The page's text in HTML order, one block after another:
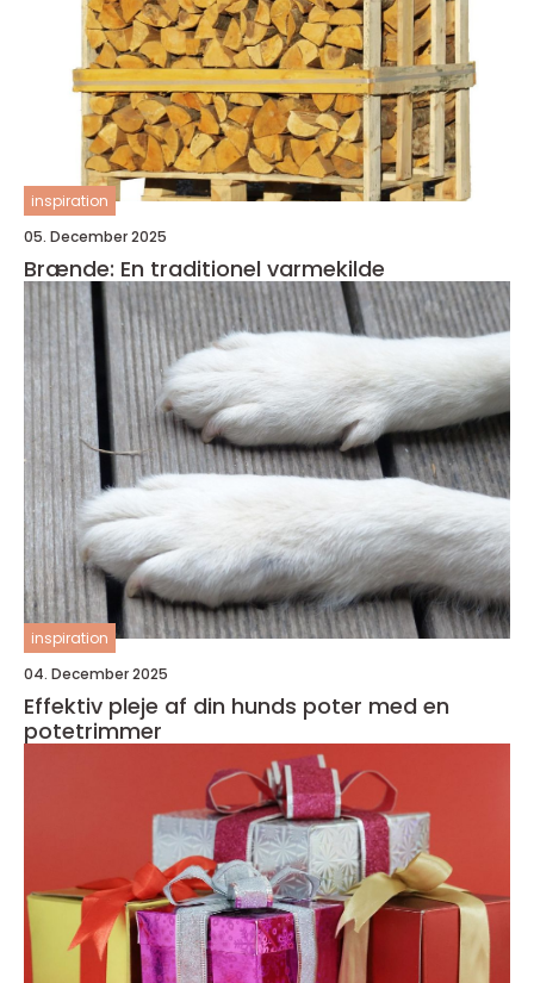
inspiration
05. December 2025
Brænde: En traditionel varmekilde
inspiration
04. December 2025
Effektiv pleje af din hunds poter med en
potetrimmer